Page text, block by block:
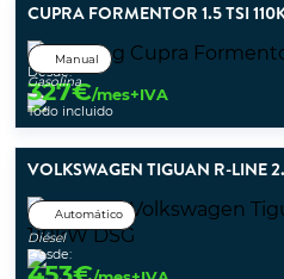
CUPRA FORMENTOR 1.5 TSI
Manual
Gasolina
Desde:
327€/mes+IVA
Todo incluido
VOLKSWAGEN TIGUAN R-LINE
Automático
Diésel
Desde: